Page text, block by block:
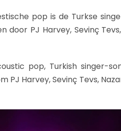
pop is de Turkse
PJ Harvey, Sevinç
pop, Turkish singer-
Harvey, Sevinç Tevs,